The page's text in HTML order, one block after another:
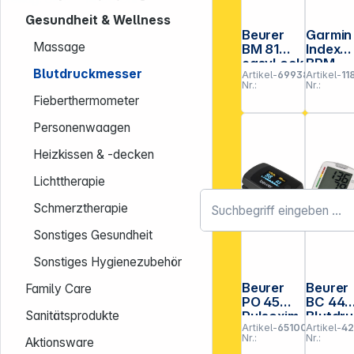
Gesundheit & Wellness
Massage
Blutdruckmesser
Fieberthermometer
Personenwaagen
Heizkissen & -decken
Lichttherapie
Schmerztherapie
Sonstiges Gesundheit
Sonstiges Hygienezubehör
Family Care
Sanitätsprodukte
Aktionsware
Beurer
BM 81
easyLock
Blutdruck
messger
ät
Artikel-
Nr.:
699386
Garmin
Index
BPM
Artikel-
Nr.:
Beurer
PO 45
Pulsoxim
eter
Artikel-
Nr.:
651002
Beurer
BC 44
ät
Artikel-
Nr.: